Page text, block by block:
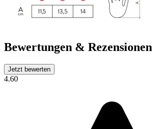
Bewertungen & Rezensionen
Jetzt bewerten
4.60